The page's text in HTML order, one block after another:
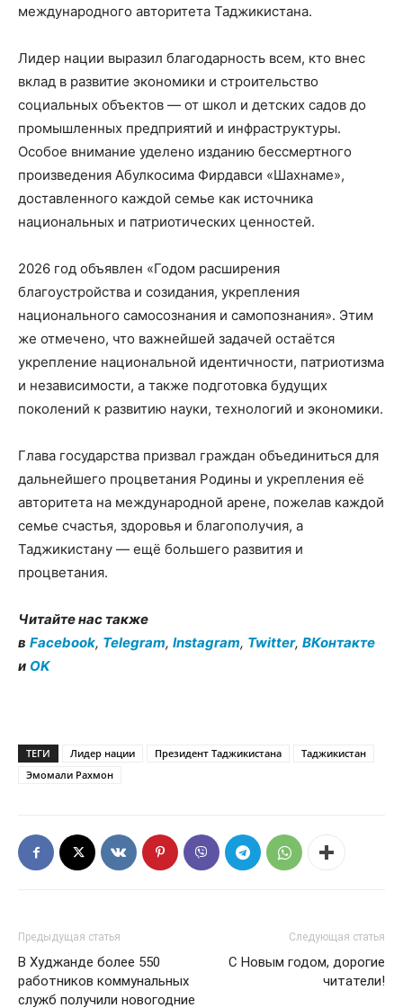
международного авторитета Таджикистана.
Лидер нации выразил благодарность всем, кто внес
вклад в развитие экономики и строительство
социальных объектов — от школ и детских садов до
промышленных предприятий и инфраструктуры.
Особое внимание уделено изданию бессмертного
произведения Абулкосима Фирдавси «Шахнаме»,
доставленного каждой семье как источника
национальных и патриотических ценностей.
2026 год объявлен «Годом расширения
благоустройства и созидания, укрепления
национального самосознания и самопознания». Этим
же отмечено, что важнейшей задачей остаётся
укрепление национальной идентичности, патриотизма
и независимости, а также подготовка будущих
поколений к развитию науки, технологий и экономики.
Глава государства призвал граждан объединиться для
дальнейшего процветания Родины и укрепления её
авторитета на международной арене, пожелав каждой
семье счастья, здоровья и благополучия, а
Таджикистану — ещё большего развития и
процветания.
Читайте нас также
в Facebook, Telegram, Instagram, Twitter, ВКонтакте
и OK
ТЕГИ Лидер нации Президент Таджикистана
Таджикистан
Эмомали Рахмон
Предыдущая статья
В Худжанде более 550
работников коммунальных
служб получили новогодние
Следующая статья
С Новым годом, дорогие
читатели!